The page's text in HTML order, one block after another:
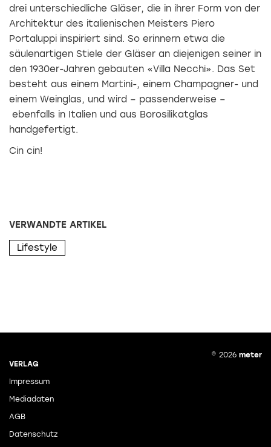
drei unterschiedliche Gläser, die in ihrer Form von der
Architektur des italienischen Meisters Piero
Portaluppi inspiriert sind. So erinnern etwa die
säulenartigen Stiele der Gläser an diejenigen seiner in
den 1930er-Jahren gebauten «Villa Necchi». Das Set
besteht aus einem Martini-, einem Champagner- und
einem Weinglas, und wird – passenderweise –
ebenfalls in Italien und aus Borosilikatglas
handgefertigt.
Cin cin!
VERWANDTE ARTIKEL
Lifestyle
VERLAG
Impressum
Mediadaten
AGB
Datenschutz
© 2026 meter